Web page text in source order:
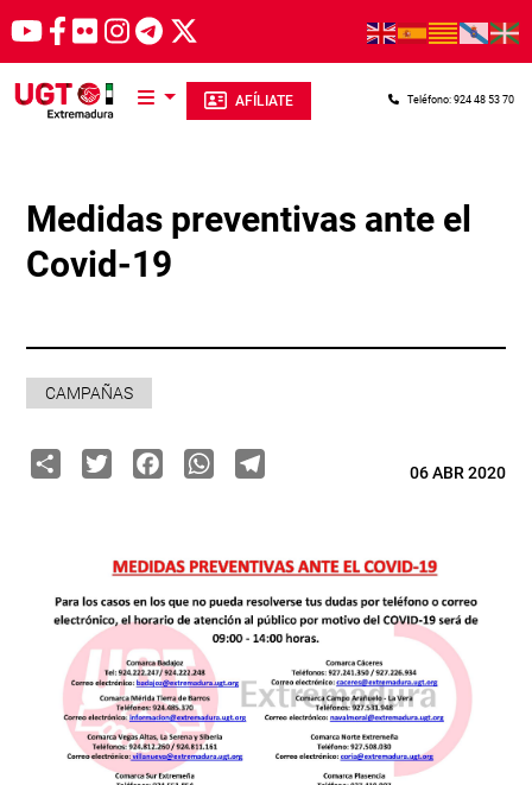
Pasar al contenido principal
AFÍLIATE Teléfono: 924 48 53 70
Medidas preventivas ante el
Covid-19
CAMPAÑAS
ShareTwitterFacebook
WhatsApp
Telegram06 ABR 2020